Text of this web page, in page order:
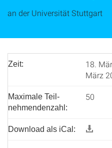
an der Universität Stuttgart
Zeit:
18.
März
Maximale Teil­
nehmenden­zahl:
50
Download als iCal: